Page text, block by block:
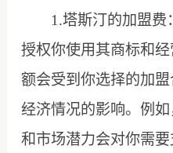
1.塔斯汀的加盟费
授权你使用其商标和
额会受到你选择的加
经济情况的影响。例
和市场潜力会对你需